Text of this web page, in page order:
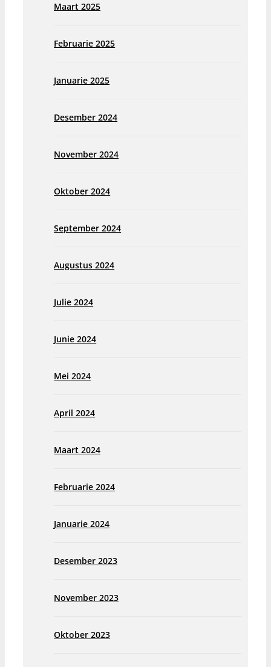
Maart 2025
Februarie 2025
Januarie 2025
Desember 2024
November 2024
Oktober 2024
September 2024
Augustus 2024
Julie 2024
Junie 2024
Mei 2024
April 2024
Maart 2024
Februarie 2024
Januarie 2024
Desember 2023
November 2023
Oktober 2023